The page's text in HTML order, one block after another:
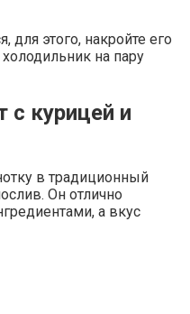
для этого, накройте его
на пару
с курицей и
в традиционный
Он отлично
а вкус